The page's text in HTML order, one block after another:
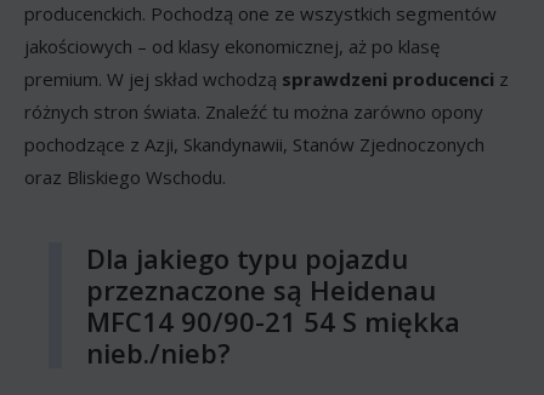
producenckich. Pochodzą one ze wszystkich segmentów
jakościowych – od klasy ekonomicznej, aż po klasę
premium. W jej skład wchodzą sprawdzeni producenci z
różnych stron świata. Znaleźć tu można zarówno opony
pochodzące z Azji, Skandynawii, Stanów Zjednoczonych
oraz Bliskiego Wschodu.
Dla jakiego typu pojazdu
przeznaczone są Heidenau
MFC14 90/90-21 54 S miękka
nieb./nieb?